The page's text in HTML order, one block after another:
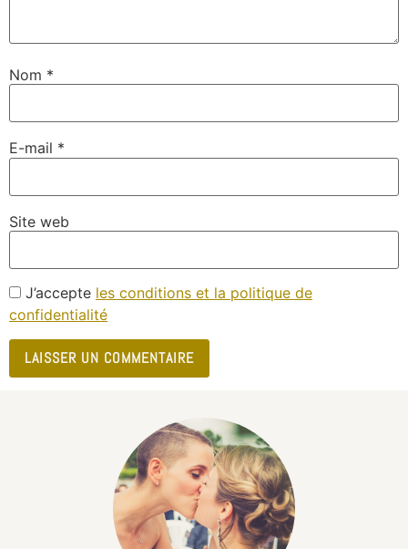
Nom *
E-mail *
Site web
J’accepte les conditions et la politique de
confidentialité